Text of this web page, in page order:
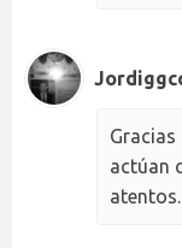
actúan
atentos.